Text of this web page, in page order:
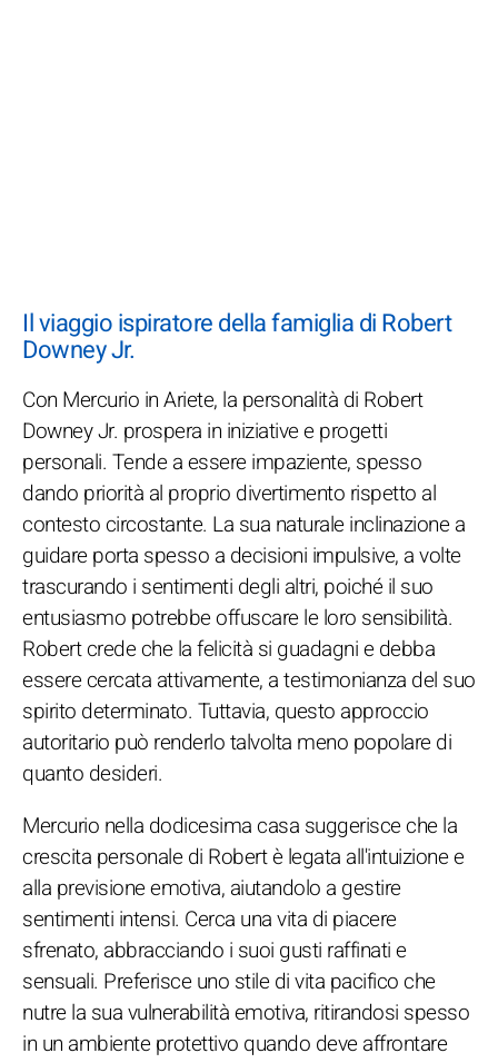
Il viaggio ispiratore della famiglia di Robert
Downey Jr.
Con Mercurio in Ariete, la personalità di Robert
Downey Jr. prospera in iniziative e progetti
personali. Tende a essere impaziente, spesso
dando priorità al proprio divertimento rispetto al
contesto circostante. La sua naturale inclinazione a
guidare porta spesso a decisioni impulsive, a volte
trascurando i sentimenti degli altri, poiché il suo
entusiasmo potrebbe offuscare le loro sensibilità.
Robert crede che la felicità si guadagni e debba
essere cercata attivamente, a testimonianza del suo
spirito determinato. Tuttavia, questo approccio
autoritario può renderlo talvolta meno popolare di
quanto desideri.
Mercurio nella dodicesima casa suggerisce che la
crescita personale di Robert è legata all'intuizione e
alla previsione emotiva, aiutandolo a gestire
sentimenti intensi. Cerca una vita di piacere
sfrenato, abbracciando i suoi gusti raffinati e
sensuali. Preferisce uno stile di vita pacifico che
nutre la sua vulnerabilità emotiva, ritirandosi spesso
in un ambiente protettivo quando deve affrontare